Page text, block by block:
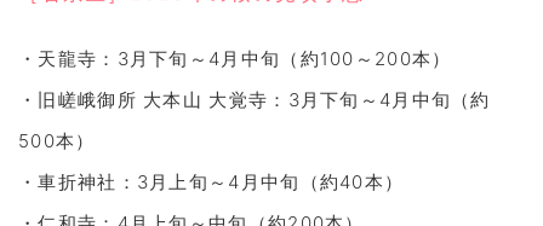
・天龍寺：3月下旬～4月中旬（約100～200本）
・旧嵯峨御所 大本山 大覚寺：3月下旬～4月中旬（約
500本）
・車折神社：3月上旬～4月中旬（約40本）